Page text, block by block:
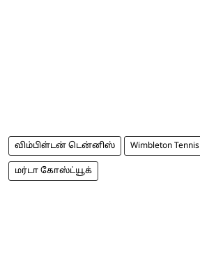
விம்பிள்டன் டென்னிஸ் Wimbleton Tennis
மர்டா கோஸ்ட்யூக்